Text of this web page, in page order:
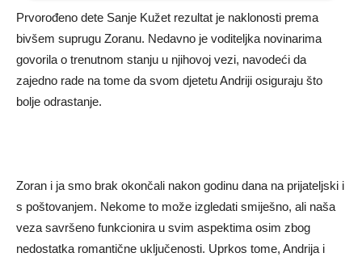
Prvorođeno dete Sanje Kužet rezultat je naklonosti prema
bivšem suprugu Zoranu. Nedavno je voditeljka novinarima
govorila o trenutnom stanju u njihovoj vezi, navodeći da
zajedno rade na tome da svom djetetu Andriji osiguraju što
bolje odrastanje.
Zoran i ja smo brak okončali nakon godinu dana na prijateljski i
s poštovanjem. Nekome to može izgledati smiješno, ali naša
veza savršeno funkcionira u svim aspektima osim zbog
nedostatka romantične uključenosti. Uprkos tome, Andrija i